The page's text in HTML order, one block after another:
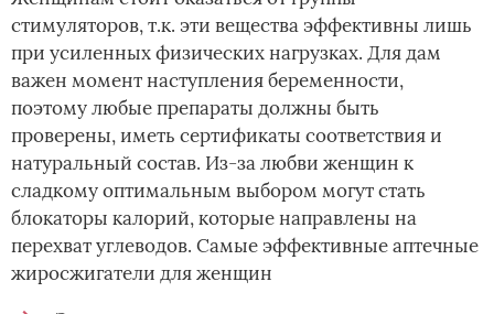
стимуляторов, т.к. эти вещества эффективны лишь
при усиленных физических нагрузках. Для дам
важен момент наступления беременности,
поэтому любые препараты должны быть
проверены, иметь сертификаты соответствия и
натуральный состав. Из-за любви женщин к
сладкому оптимальным выбором могут стать
блокаторы калорий, которые направлены на
перехват углеводов. Самые эффективные аптечные
жиросжигатели для женщин